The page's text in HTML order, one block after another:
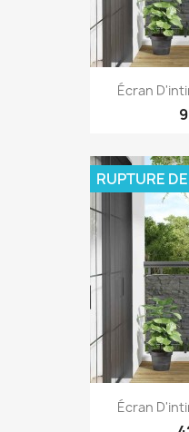
Écran
Écran
RUPTURE